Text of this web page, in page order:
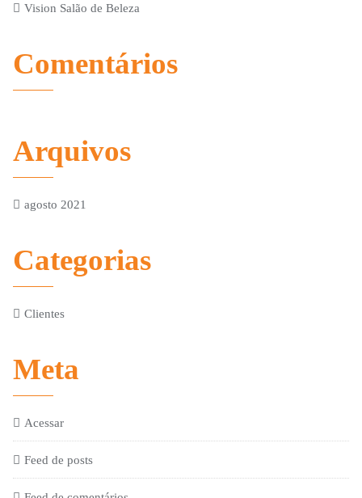
Vision Salão de Beleza
Comentários
Arquivos
agosto 2021
Categorias
Clientes
Meta
Acessar
Feed de posts